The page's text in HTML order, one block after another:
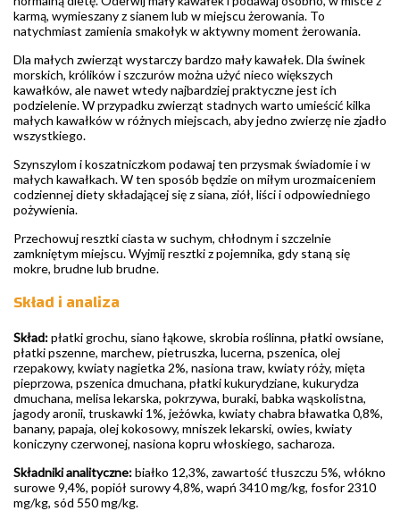
karmą, wymieszany z sianem lub w miejscu żerowania. To
natychmiast zamienia smakołyk w aktywny moment żerowania.
Dla małych zwierząt wystarczy bardzo mały kawałek. Dla świnek
morskich, królików i szczurów można użyć nieco większych
kawałków, ale nawet wtedy najbardziej praktyczne jest ich
podzielenie. W przypadku zwierząt stadnych warto umieścić kilka
małych kawałków w różnych miejscach, aby jedno zwierzę nie zjadło
wszystkiego.
Szynszylom i koszatniczkom podawaj ten przysmak świadomie i w
małych kawałkach. W ten sposób będzie on miłym urozmaiceniem
codziennej diety składającej się z siana, ziół, liści i odpowiedniego
pożywienia.
Przechowuj resztki ciasta w suchym, chłodnym i szczelnie
zamkniętym miejscu. Wyjmij resztki z pojemnika, gdy staną się
mokre, brudne lub brudne.
Skład i analiza
Skład:płatki grochu, siano łąkowe, skrobia roślinna, płatki owsiane,
płatki pszenne, marchew, pietruszka, lucerna, pszenica, olej
rzepakowy, kwiaty nagietka 2%, nasiona traw, kwiaty róży, mięta
pieprzowa, pszenica dmuchana, płatki kukurydziane, kukurydza
dmuchana, melisa lekarska, pokrzywa, buraki, babka wąskolistna,
jagody aronii, truskawki 1%, jeżówka, kwiaty chabra bławatka 0,8%,
banany, papaja, olej kokosowy, mniszek lekarski, owies, kwiaty
koniczyny czerwonej, nasiona kopru włoskiego, sacharoza.
Składniki analityczne:białko 12,3%, zawartość tłuszczu 5%, włókno
surowe 9,4%, popiół surowy 4,8%, wapń 3410 mg/kg, fosfor 2310
mg/kg, sód 550 mg/kg.